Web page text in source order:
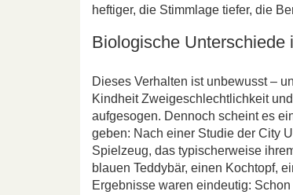
heftiger, die Stimmlage tiefer, die
Biologische Unterschiede
Dieses Verhalten ist unbewusst –
Kindheit Zweigeschlechtlichkeit
aufgesogen. Dennoch scheint es
geben: Nach einer Studie der City
Spielzeug, das typischerweise
blauen Teddybär, einen Kochtopf,
Ergebnisse waren eindeutig: